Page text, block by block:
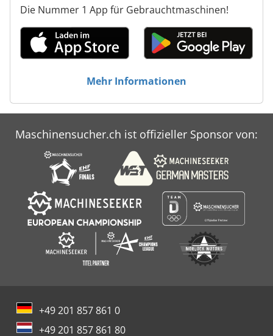
Die Nummer 1 App für Gebrauchtmaschinen!
Mehr Informationen
Maschinensucher.ch ist offizieller Sponsor von:
+49 201 857 861 0
+49 201 857 861 80